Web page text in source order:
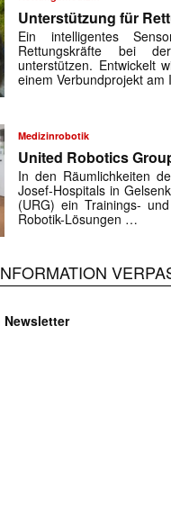
Mit
E-
Unterstützung für
Ein intelligentes
Rettungskräfte bei
unterstützen. Entwickelt
einem Verbundprojekt
Medizinrobotik
United Robotics
In den Räumlichkeiten
Josef-Hospitals in
(URG) ein Trainings-
Robotik-Lösungen …